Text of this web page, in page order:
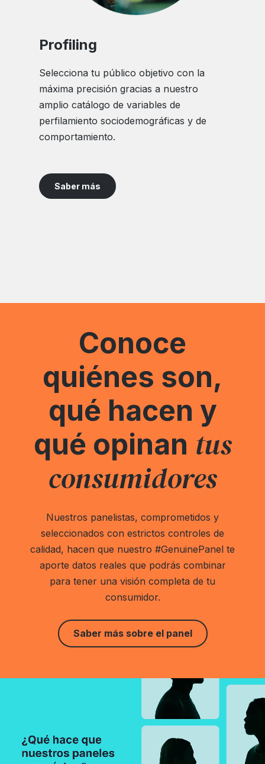
Profiling
Selecciona tu público objetivo con la
máxima precisión gracias a nuestro
amplio catálogo de variables de
perfilamiento sociodemográficas y de
comportamiento.
Saber más
Conoce
quiénes son,
qué hacen y
qué opinan tus
consumidores
Nuestros panelistas, comprometidos y
seleccionados con estrictos controles de
calidad, hacen que nuestro #GenuinePanel te
aporte datos reales que podrás combinar
para tener una visión completa de tu
consumidor.
Saber más sobre el panel